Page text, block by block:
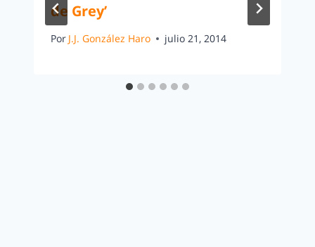
de Grey’
Por J.J. González Haro julio 21, 2014